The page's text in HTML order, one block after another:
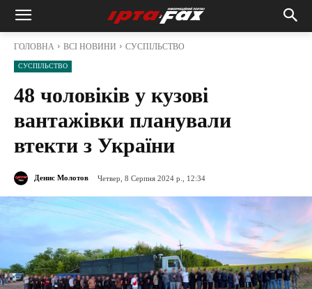
ГОЛОВНА ВСІ НОВИНИ СУСПІЛЬСТВО
СУСПІЛЬСТВО
48 чоловіків у кузові
вантажівки планували
втекти з України
Денис Молотов Четвер, 8 Серпня 2024 р., 12:34